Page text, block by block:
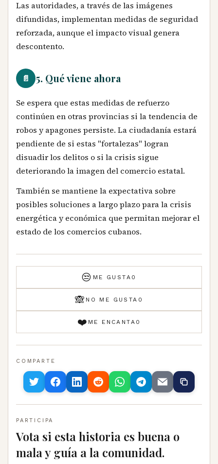
Las autoridades, a través de las imágenes
difundidas, implementan medidas de seguridad
reforzada, aunque el impacto visual genera
descontento.
📄 5. Qué viene ahora
Se espera que estas medidas de refuerzo
continúen en otras provincias si la tendencia de
robos y apagones persiste. La ciudadanía estará
pendiente de si estas "fortalezas" logran
disuadir los delitos o si la crisis sigue
deteriorando la imagen del comercio estatal.
También se mantiene la expectativa sobre
posibles soluciones a largo plazo para la crisis
energética y económica que permitan mejorar el
estado de los comercios cubanos.
😒 ME GUSTA 0
🙈 NO ME GUSTA 0
❤️ ME ENCANTA 0
COMPARTE
PARTICIPA
Vota si esta historia es buena o
mala y guía a la comunidad.